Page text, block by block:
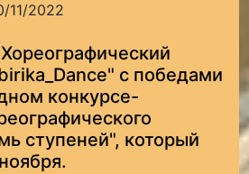
11/2022
с победами
конкурсе-
ступеней", который